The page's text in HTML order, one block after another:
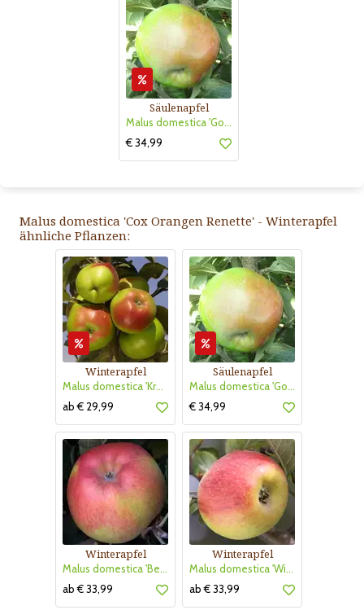
Säulenapfel
Malus domestica 'Golden Gate'
€ 34,99
Malus domestica 'Cox Orangen Renette' - Winterapfel
ähnliche Pflanzen:
Winterapfel
Malus domestica 'Kronprinz Rudolf'
ab € 29,99
Säulenapfel
Malus domestica 'Golden Gate'
€ 34,99
Winterapfel
Malus domestica 'Berlepsch Gold Renette'
ab € 33,99
Winterapfel
Malus domestica 'Winter Goldparmäne'
ab € 33,99